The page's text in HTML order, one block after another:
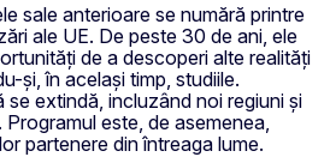
sale anterioare se numără printre
ale UE. De peste 30 de ani, ele
de a descoperi alte realități
și, în același timp, studiile.
se extindă, incluzând noi regiuni și
este, de asemenea,
partenere din întreaga lume.